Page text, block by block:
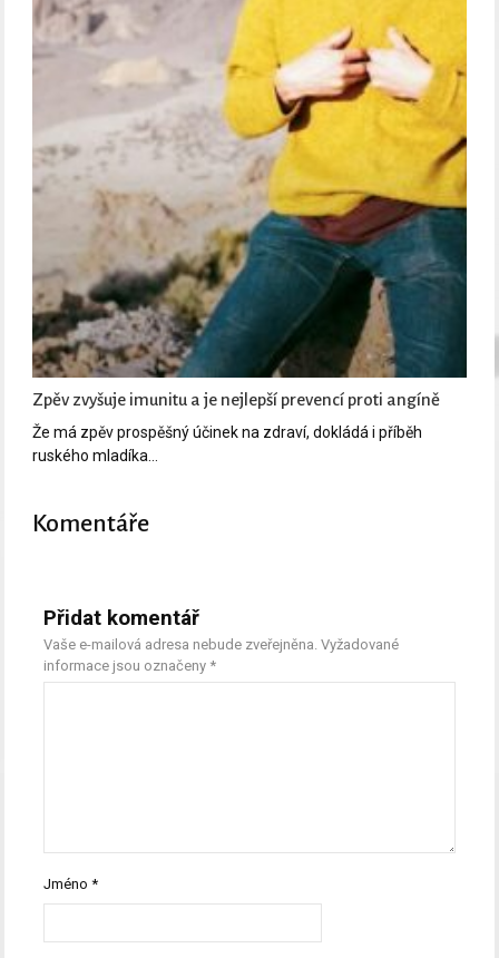
Zpěv zvyšuje imunitu a je nejlepší prevencí proti angíně
Že má zpěv prospěšný účinek na zdraví, dokládá i příběh
ruského mladíka…
Komentáře
Přidat komentář
Vaše e-mailová adresa nebude zveřejněna. Vyžadované
informace jsou označeny *
Jméno*